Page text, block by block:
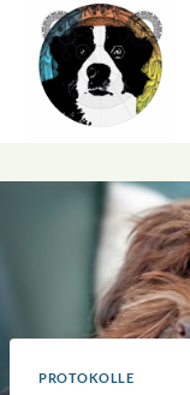
Inhalt
springen
PROTOKOLLE